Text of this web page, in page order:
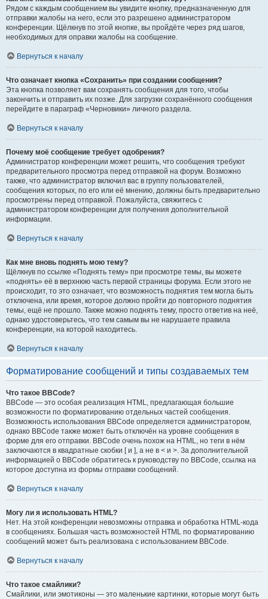
Рядом с каждым сообщением вы увидите кнопку, предназначенную для
отправки жалобы на него, если это разрешено администратором
конференции. Щёлкнув по этой кнопке, вы пройдёте через ряд шагов,
необходимых для оправки жалобы на сообщение.
Вернуться к началу
Что означает кнопка «Сохранить» при создании сообщения?
Эта кнопка позволяет вам сохранять сообщения для того, чтобы
закончить и отправить их позже. Для загрузки сохранённого сообщения
перейдите в параграф «Черновики» личного раздела.
Вернуться к началу
Почему моё сообщение требует одобрения?
Администратор конференции может решить, что сообщения требуют
предварительного просмотра перед отправкой на форум. Возможно
также, что администратор включил вас в группу пользователей,
сообщения которых, по его или её мнению, должны быть предварительно
просмотрены перед отправкой. Пожалуйста, свяжитесь с
администратором конференции для получения дополнительной
информации.
Вернуться к началу
Как мне вновь поднять мою тему?
Щёлкнув по ссылке «Поднять тему» при просмотре темы, вы можете
«поднять» её в верхнюю часть первой страницы форума. Если этого не
происходит, то это означает, что возможность поднятия тем могла быть
отключена, или время, которое должно пройти до повторного поднятия
темы, ещё не прошло. Также можно поднять тему, просто ответив на неё,
однако удостоверьтесь, что тем самым вы не нарушаете правила
конференции, на которой находитесь.
Вернуться к началу
Форматирование сообщений и типы создаваемых тем
Что такое BBCode?
BBCode — это особая реализация HTML, предлагающая большие
возможности по форматированию отдельных частей сообщения.
Возможность использования BBCode определяется администратором,
однако BBCode также может быть отключён на уровне сообщения в
форме для его отправки. BBCode очень похож на HTML, но теги в нём
заключаются в квадратные скобки [ и ], а не в < и >. За дополнительной
информацией о BBCode обратитесь к руководству по BBCode, ссылка на
которое доступна из формы отправки сообщений.
Вернуться к началу
Могу ли я использовать HTML?
Нет. На этой конференции невозможны отправка и обработка HTML-кода
в сообщениях. Большая часть возможностей HTML по форматированию
сообщений может быть реализована с использованием BBCode.
Вернуться к началу
Что такое смайлики?
Смайлики, или эмотиконы — это маленькие картинки, которые могут быть